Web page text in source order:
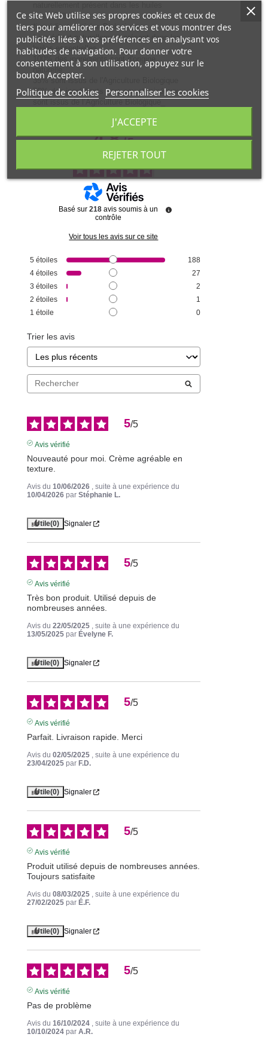
essentielles
*ingrédient d’origine Biologique
° ingrédient naturellement présent dans les
huiles essentielles
100% des ingrédients sont d'origine
35% sont issus de l'Agriculture Biologique
76% des ingrédients hors eau et minéraux
4.8/5
Basé sur 218 avis soumis à un
contrôle
Voir tous les avis sur ce site
5 étoiles
188
4 étoiles
27
3 étoiles
2
2 étoiles
1
1 étoile 0
Trier les avis
5/5
Avis vérifié
Nouveauté pour moi. Crème agréable en
texture.
Avis du 10/06/2026 , suite à une expérience du
10/04/2026 par Stéphanie L.
Utile(0) Signaler
5/5
Avis vérifié
Très bon produit. Utilisé depuis de
nombreuses années.
Avis du 22/05/2025 , suite à une expérience du
13/05/2025 par Évelyne F.
Utile(0) Signaler
5/5
Avis vérifié
Parfait. Livraison rapide. Merci
Avis du 02/05/2025 , suite à une expérience du
23/04/2025 par F.D.
Utile(0) Signaler
5/5
Avis vérifié
Produit utilisé depuis de nombreuses années.
Toujours satisfaite
Avis du 08/03/2025 , suite à une expérience du
27/02/2025 par É.F.
Utile(0) Signaler
5/5
Avis vérifié
Pas de problème
Avis du 16/10/2024 , suite à une expérience du
10/10/2024 par A.R.
Ce site Web utilise ses propres cookies et ceux de
tiers pour améliorer nos services et vous montrer des
publicités liées à vos préférences en analysant vos
habitudes de navigation. Pour donner votre
consentement à son utilisation, appuyez sur le
bouton Accepter.
Politique de cookies Personnaliser les cookies
REJETER TOUT
J'ACCEPTE